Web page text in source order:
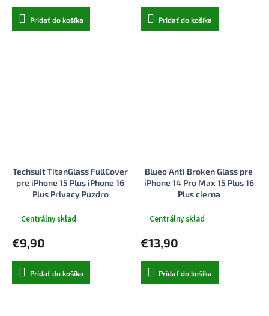
Pridať do košíka Pridať do košíka
Techsuit TitanGlass FullCover
pre iPhone 15 Plus iPhone 16
Plus Privacy Puzdro
Centrálny sklad
€9,90
Pridať do košíka
Blueo Anti Broken Glass pre
iPhone 14 Pro Max 15 Plus 16
Plus cierna
Centrálny sklad
€13,90
Pridať do košíka